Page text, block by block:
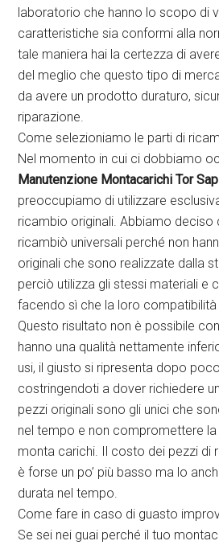
laboratorio che hanno lo scopo di
caratteristiche sia conformi alla
tale maniera hai la certezza di
del meglio che questo tipo di
da avere un prodotto duraturo,
riparazione.
Come selezioniamo le parti di
Nel momento in cui ci dobbiamo
Manutenzione Montacarichi Tor
preoccupiamo di utilizzare
ricambio originali. Abbiamo deciso
ricambiò universali perché non
originali che sono realizzate dalla
perciò utilizza gli stessi materiali e
facendo sì che la loro compatibilità
Questo risultato non è possibile
hanno una qualità nettamente
usi, il giusto si ripresenta dopo
costringendoti a dover richiedere
pezzi originali sono gli unici che
nel tempo e non compromettere la
monta carichi. Il costo dei pezzi di
è forse un po’ più basso ma lo
durata nel tempo.
Come fare in caso di guasto
Se sei nei guai perché il tuo